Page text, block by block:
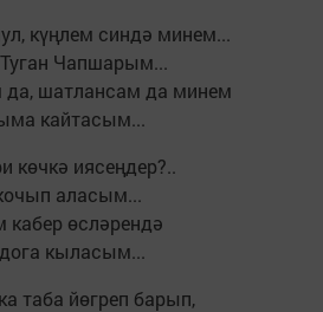
күңлем синдә минем...
Чапшарым...
да, шатлансам да минем
кайтасым...
көчкә иясеңдер?..
аласым...
кабер өсләрендә
кыласым...
таба йөгреп барып,